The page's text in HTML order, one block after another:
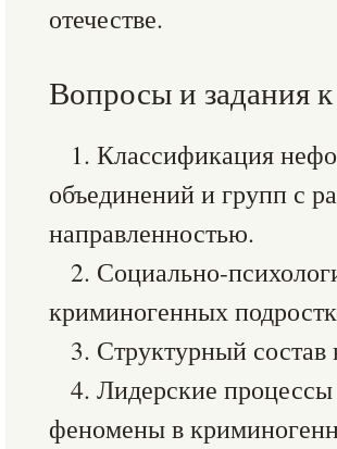
отечестве.
Вопросы и задания
1. Классификация
объединений и групп с
направленностью.
2. Социально-
криминогенных
3. Структурный
4. Лидерские
феномены в